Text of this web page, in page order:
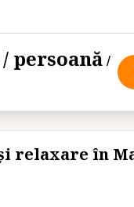
persoană /
relaxare în